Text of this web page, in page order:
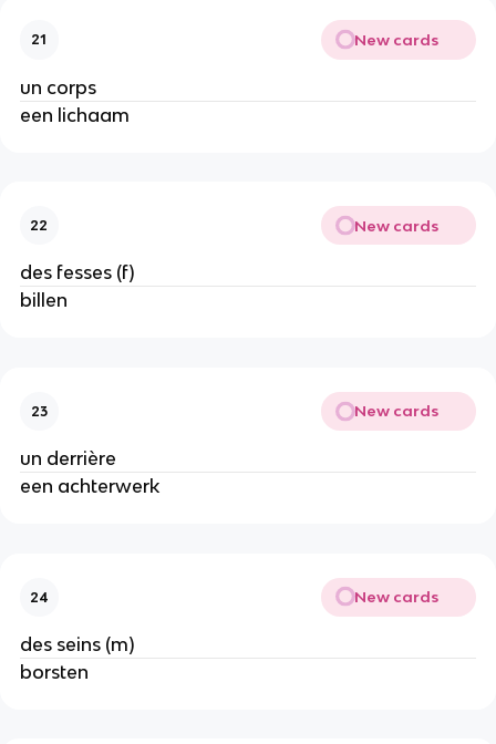
21 New cards
un corps
een lichaam
22 New cards
des fesses (f)
billen
23 New cards
un derrière
een achterwerk
24 New cards
des seins (m)
borsten